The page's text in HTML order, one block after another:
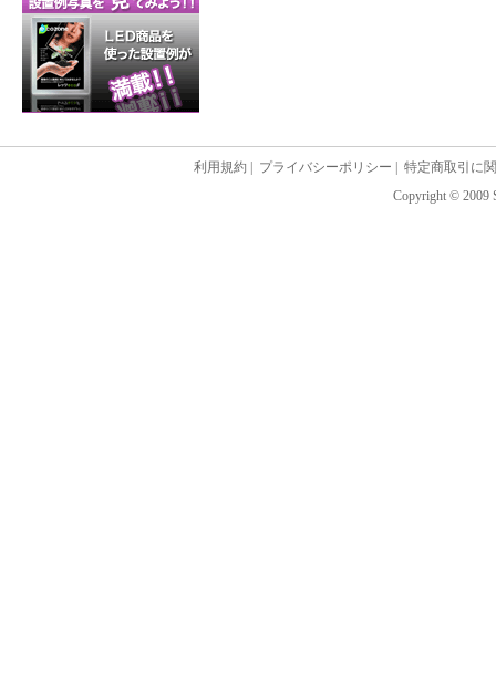
利用規約 プライバシーポリシー
特定商取引に
Copyright © 2009